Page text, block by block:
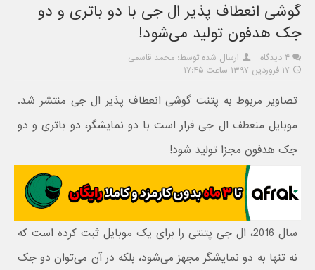
گوشی انعطاف پذیر ال جی با دو باتری و دو
جک هدفون تولید می‌شود!
۴ دیدگاه
ارسال شده توسط: محمد قاسمی
۱۷ فروردین ۱۳۹۷ ساعت ۱۷:۴۵
تصاویر مربوط به پتنت گوشی انعطاف پذیر ال جی منتشر شد.
موبایل منعطف ال جی قرار است با دو نمایشگر، دو باتری و دو
جک هدفون مجزا تولید شود!
سال 2016، ال جی پتنتی را برای یک موبایل ثبت کرده است که
نه تنها به دو نمایشگر مجهز می‌شود، بلکه در آن می‌توان دو جک